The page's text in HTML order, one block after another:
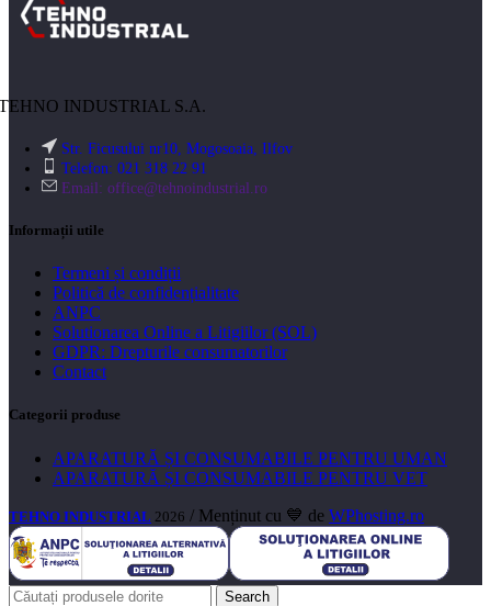
INDUSTRIAL S.A.
Str. Ficusului nr10, Mogosoaia, Ilfov
Telefon: 021 318 22 91
Email: office@tehnoindustrial.ro
Informații utile
Termeni și condiții
Politică de confidențialitate
ANPC
Solutionarea Online a Litigiilor (SOL)
GDPR: Drepturile consumatorilor
Contact
Categorii produse
APARATURĂ ȘI CONSUMABILE PENTRU UMAN
APARATURĂ ȘI CONSUMABILE PENTRU VET
TEHNO INDUSTRIAL 2026 / Menținut cu 💙 de WPhosting.ro
Search